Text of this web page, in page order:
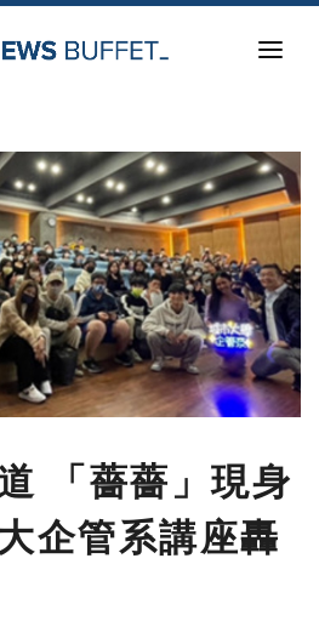
「薔薔」現身
企管系講座轟